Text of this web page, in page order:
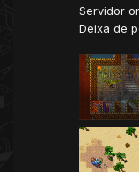
Servidor
Deixa de